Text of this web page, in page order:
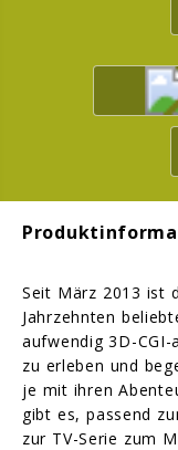
Seit März 2013 ist
Jahrzehnten
aufwendig 3D-
zu erleben und
je mit ihren
gibt es, passend
zur TV-Serie zum